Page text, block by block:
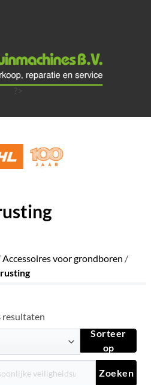
?>
Accessoires voor grondboren /
resultaten
Sorteer
op
Zoeken